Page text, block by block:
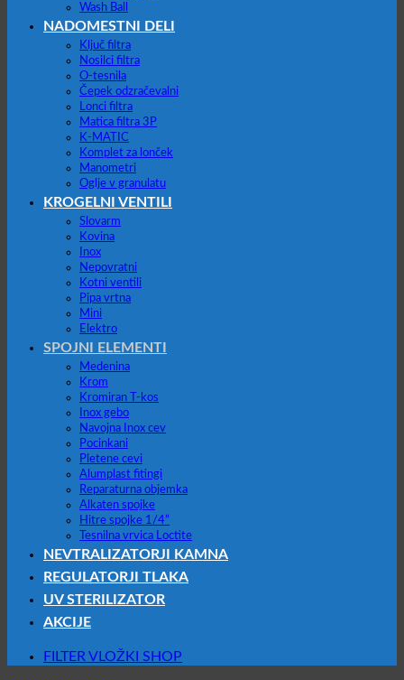
Wash Ball
NADOMESTNI DELI
Ključ filtra
Nosilci filtra
O-tesnila
Čepek odzračevalni
Lonci filtra
Matica filtra 3P
K-MATIC
Komplet za lonček
Manometri
Oglje v granulatu
KROGELNI VENTILI
Slovarm
Kovina
Inox
Nepovratni
Kotni ventili
Pipa vrtna
Mini
Elektro
SPOJNI ELEMENTI
Medenina
Krom
Kromiran T-kos
Inox gebo
Navojna Inox cev
Pocinkani
Pletene cevi
Alumplast fitingi
Reparaturna objemka
Alkaten spojke
Hitre spojke 1/4”
Tesnilna vrvica Loctite
NEVTRALIZATORJI KAMNA
REGULATORJI TLAKA
UV STERILIZATOR
AKCIJE
FILTER VLOŽKI SHOP